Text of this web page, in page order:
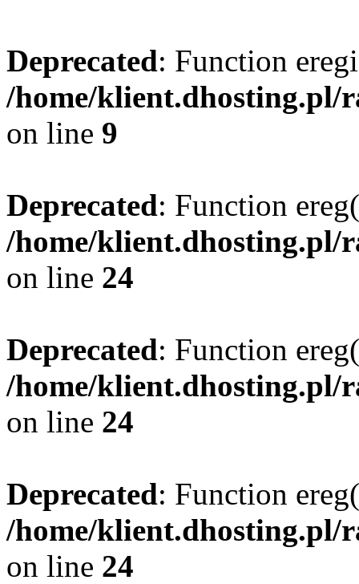
Deprecated: Function
/home/klient.dhosting.pl/
on line 9
Deprecated: Function
/home/klient.dhosting.pl/
on line 24
Deprecated: Function
/home/klient.dhosting.pl/
on line 24
Deprecated: Function
/home/klient.dhosting.pl/
on line 24